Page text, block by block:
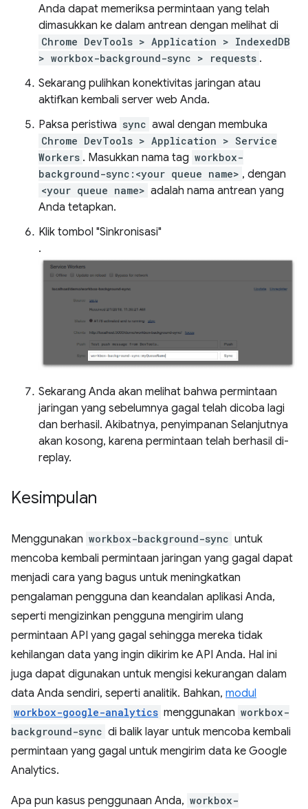
Anda dapat memeriksa permintaan yang telah
dimasukkan ke dalam antrean dengan melihat di
Chrome DevTools > Application > IndexedDB
> workbox-background-sync > requests .
Sekarang pulihkan konektivitas jaringan atau
aktifkan kembali server web Anda.
Paksa peristiwa sync awal dengan membuka
Chrome DevTools > Application > Service
Workers . Masukkan nama tag workbox-
background-sync:<your queue name> , dengan
<your queue name> adalah nama antrean yang
Anda tetapkan.
Klik tombol "Sinkronisasi"
.
Sekarang Anda akan melihat bahwa permintaan
jaringan yang sebelumnya gagal telah dicoba lagi
dan berhasil. Akibatnya, penyimpanan Selanjutnya
akan kosong, karena permintaan telah berhasil di-
replay.
Kesimpulan
Menggunakan workbox-background-sync untuk
mencoba kembali permintaan jaringan yang gagal dapat
menjadi cara yang bagus untuk meningkatkan
pengalaman pengguna dan keandalan aplikasi Anda,
seperti mengizinkan pengguna mengirim ulang
permintaan API yang gagal sehingga mereka tidak
kehilangan data yang ingin dikirim ke API Anda. Hal ini
juga dapat digunakan untuk mengisi kekurangan dalam
data Anda sendiri, seperti analitik. Bahkan, modul
workbox-google-analytics menggunakan workbox-
background-sync di balik layar untuk mencoba kembali
permintaan yang gagal untuk mengirim data ke Google
Analytics.
Apa pun kasus penggunaan Anda, workbox-